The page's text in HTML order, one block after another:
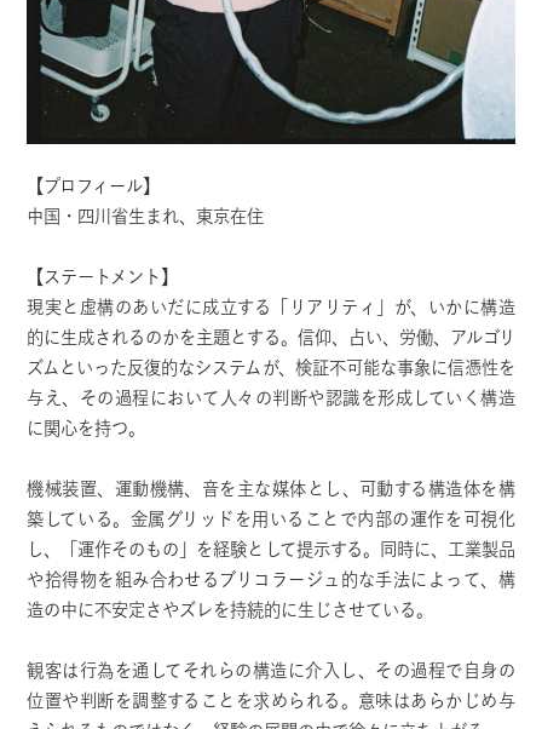
【プロフィール】
中国・四川省生まれ、東京在住
【ステートメント】
現実と虚構のあいだに成立する「リアリティ」が、いかに構造
的に生成されるのかを主題とする。信仰、占い、労働、アルゴリ
ズムといった反復的なシステムが、検証不可能な事象に信憑性を
与え、その過程において人々の判断や認識を形成していく構造
に関心を持つ。
機械装置、運動機構、音を主な媒体とし、可動する構造体を構
築している。金属グリッドを用いることで内部の運作を可視化
し、「運作そのもの」を経験として提示する。同時に、工業製品
や拾得物を組み合わせるブリコラージュ的な手法によって、構
造の中に不安定さやズレを持続的に生じさせている。
観客は行為を通してそれらの構造に介入し、その過程で自身の
位置や判断を調整することを求められる。意味はあらかじめ与